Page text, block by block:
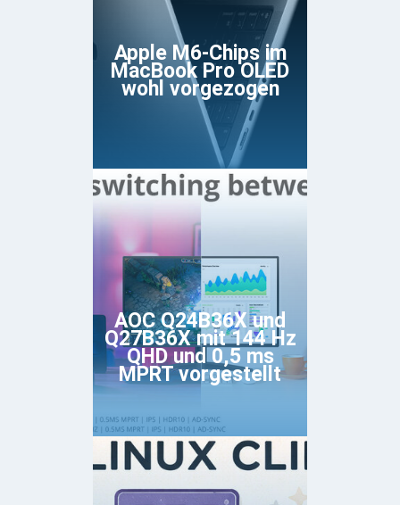
Apple M6-Chips im
MacBook Pro OLED
wohl vorgezogen
AOC Q24B36X und
Q27B36X mit 144 Hz
QHD und 0,5 ms
MPRT vorgestellt